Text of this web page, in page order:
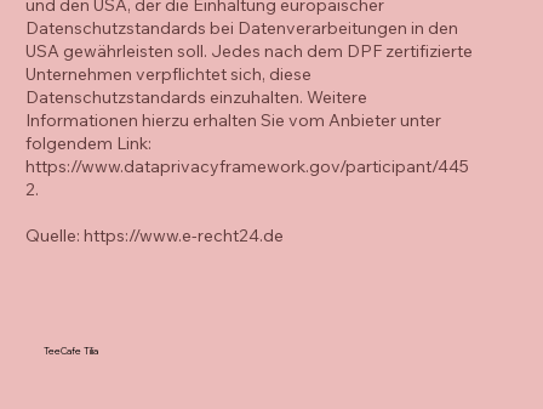
Datenschutzstandards bei Datenverarbeitungen in den
USA gewährleisten soll. Jedes nach dem DPF zertifizierte
Unternehmen verpflichtet sich, diese
Datenschutzstandards einzuhalten. Weitere
Informationen hierzu erhalten Sie vom Anbieter unter
folgendem Link:
https://www.dataprivacyframework.gov/participant/445
2.
Quelle: https://www.e-recht24.de
TeeCafe Tilia